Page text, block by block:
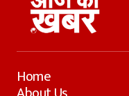
Home